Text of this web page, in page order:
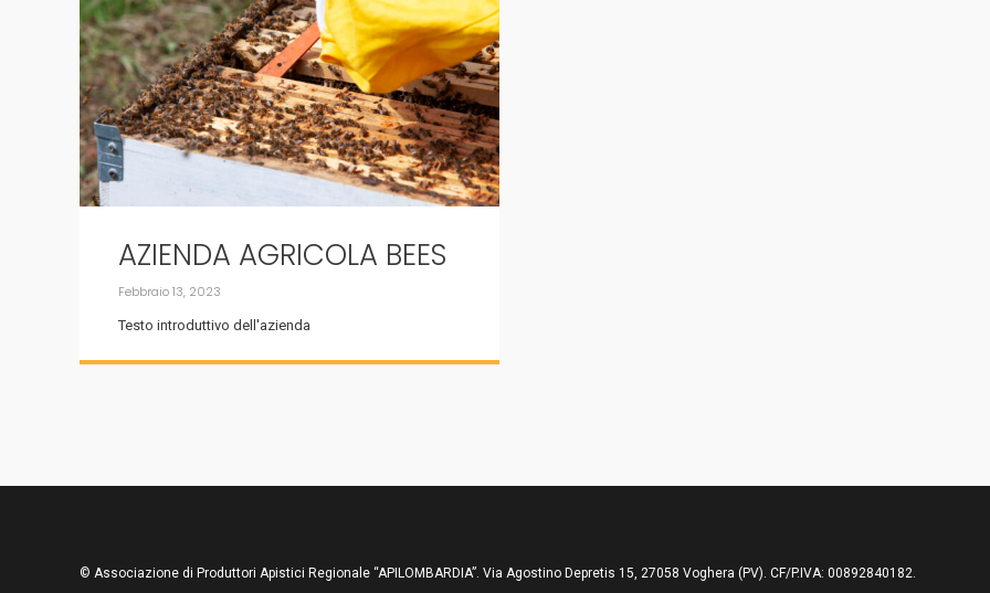
AZIENDA AGRICOLA BEES
Febbraio 13, 2023
Testo introduttivo dell'azienda
© Associazione di Produttori Apistici Regionale “APILOMBARDIA”. Via Agostino Depretis 15, 27058 Voghera (PV). CF/P.IVA: 00892840182.